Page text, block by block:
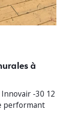
à
-30 12
performant